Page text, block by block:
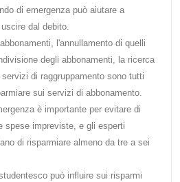
di emergenza può aiutare a
dal debito.
l'annullamento di quelli
degli abbonamenti, la ricerca
di raggruppamento sono tutti
sui servizi di abbonamento.
è importante per evitare di
spese impreviste, e gli esperti
di risparmiare almeno da tre a sei
può influire sui risparmi